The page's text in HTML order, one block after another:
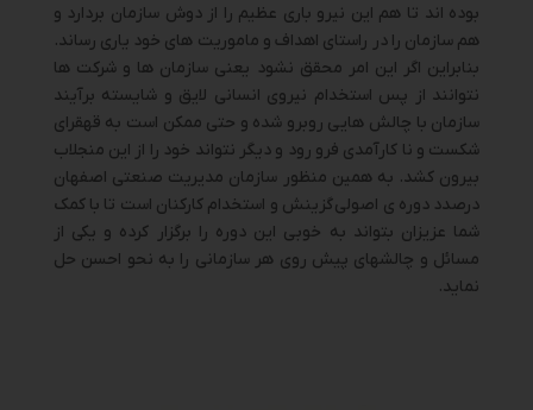
بوده اند تا هم این نیرو باری عظیم را از دوش سازمان بردارد و
هم سازمان را در راستای اهداف و ماموریت های خود یاری رساند.
بنابراین اگر این امر محقق نشود یعنی سازمان ها و شرکت ها
نتوانند از پس استخدام نیروی انسانی لایق و شایسته برآیند
سازمان با چالش هایی روبرو شده و حتی ممکن است به قهقرای
شکست و نا کارآمدی فرو رود و دیگر نتواند خود را از این منجلاب
بیرون کشد. به همین منظور سازمان مدیریت صنعتی اصفهان
درصدد دوره ی اصولیگزینش و استخدام کارکنان است تا با کمک
شما عزیزان بتواند به خوبی این دوره را برگزار کرده و یکی از
مسائل و چالشهای پیش روی هر سازمانی را به نحو احسن حل
نماید.